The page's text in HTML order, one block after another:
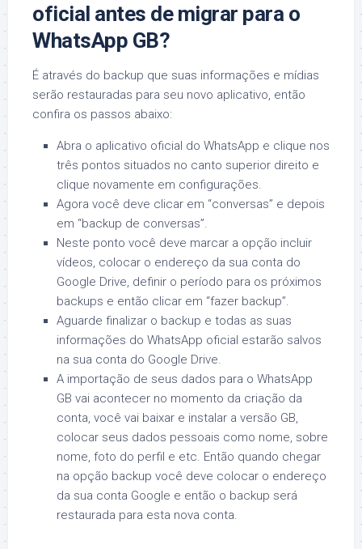
oficial antes de migrar para o
WhatsApp GB?
É através do backup que suas informações e mídias
serão restauradas para seu novo aplicativo, então
confira os passos abaixo:
Abra o aplicativo oficial do WhatsApp e clique nos
três pontos situados no canto superior direito e
clique novamente em configurações.
Agora você deve clicar em “conversas” e depois
em “backup de conversas”.
Neste ponto você deve marcar a opção incluir
vídeos, colocar o endereço da sua conta do
Google Drive, definir o período para os próximos
backups e então clicar em “fazer backup”.
Aguarde finalizar o backup e todas as suas
informações do WhatsApp oficial estarão salvos
na sua conta do Google Drive.
A importação de seus dados para o WhatsApp
GB vai acontecer no momento da criação da
conta, você vai baixar e instalar a versão GB,
colocar seus dados pessoais como nome, sobre
nome, foto do perfil e etc. Então quando chegar
na opção backup você deve colocar o endereço
da sua conta Google e então o backup será
restaurada para esta nova conta.